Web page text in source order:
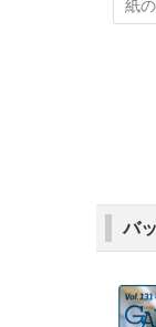
紙
バ